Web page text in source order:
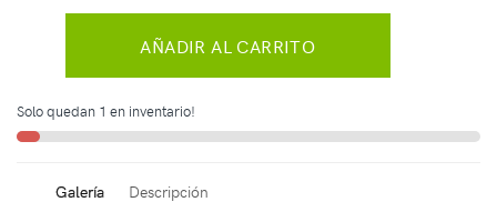
AÑADIR AL CARRITO
Solo quedan 1 en inventario!
Galería Descripción